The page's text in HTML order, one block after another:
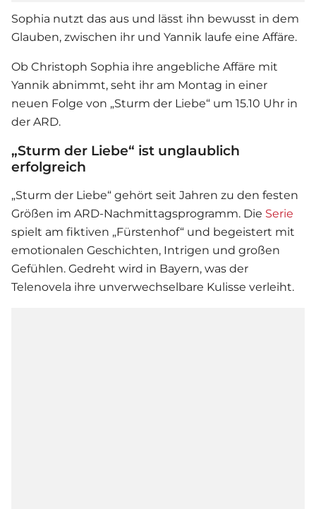
Sophia nutzt das aus und lässt ihn bewusst in dem
Glauben, zwischen ihr und Yannik laufe eine Affäre.
Ob Christoph Sophia ihre angebliche Affäre mit
Yannik abnimmt, seht ihr am Montag in einer
neuen Folge von „Sturm der Liebe“ um 15.10 Uhr in
der ARD.
„Sturm der Liebe“ ist unglaublich
erfolgreich
„Sturm der Liebe“ gehört seit Jahren zu den festen
Größen im ARD-Nachmittagsprogramm. Die Serie
spielt am fiktiven „Fürstenhof“ und begeistert mit
emotionalen Geschichten, Intrigen und großen
Gefühlen. Gedreht wird in Bayern, was der
Telenovela ihre unverwechselbare Kulisse verleiht.